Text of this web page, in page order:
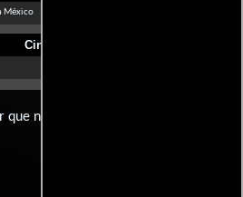
México
Cines
que no estamos mostrando? déjanos